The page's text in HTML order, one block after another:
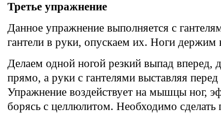
Третье упражнение
Данное упражнение выполняется с
гантели в руки, опускаем их. Ноги держим
Делаем одной ногой резкий выпад вперед,
прямо, а руки с гантелями выставляя
Упражнение воздействует на мышцы ног,
борясь с целлюлитом. Необходимо сделать